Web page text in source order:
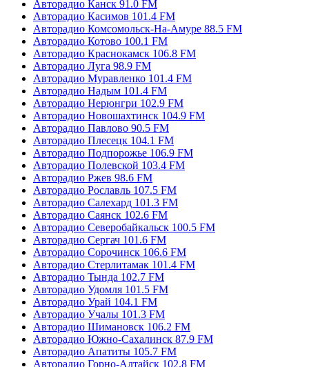
Авторадио Канск 91.0 FM
Авторадио Касимов 101.4 FM
Авторадио Комсомольск-На-Амуре 88.5 FM
Авторадио Котово 100.1 FM
Авторадио Краснокамск 106.8 FM
Авторадио Луга 98.9 FM
Авторадио Муравленко 101.4 FM
Авторадио Надым 101.4 FM
Авторадио Нерюнгри 102.9 FM
Авторадио Новошахтинск 104.9 FM
Авторадио Павлово 90.5 FM
Авторадио Плесецк 104.1 FM
Авторадио Подпорожье 106.9 FM
Авторадио Полевской 103.4 FM
Авторадио Ржев 98.6 FM
Авторадио Рославль 107.5 FM
Авторадио Салехард 101.3 FM
Авторадио Саянск 102.6 FM
Авторадио Северобайкальск 100.5 FM
Авторадио Сергач 101.6 FM
Авторадио Сорочинск 106.6 FM
Авторадио Стерлитамак 101.4 FM
Авторадио Тында 102.7 FM
Авторадио Удомля 101.5 FM
Авторадио Урай 104.1 FM
Авторадио Учалы 101.3 FM
Авторадио Шимановск 106.2 FM
Авторадио Южно-Сахалинск 87.9 FM
Авторадио Апатиты 105.7 FM
Авторадио Горно-Алтайск 102.8 FM